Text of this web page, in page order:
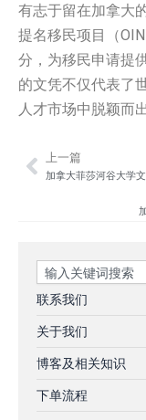
有志于留在加拿大
提名移民项目（
分，为移民申请提
的文凭不仅代表了
人才市场中脱颖而
Prev
上一篇
加拿大菲莎河谷大学
Search
联系我们
关于我们
博客及相关知识
下单流程